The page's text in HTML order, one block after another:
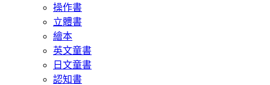
操作書
立體書
繪本
英文童書
日文童書
認知書